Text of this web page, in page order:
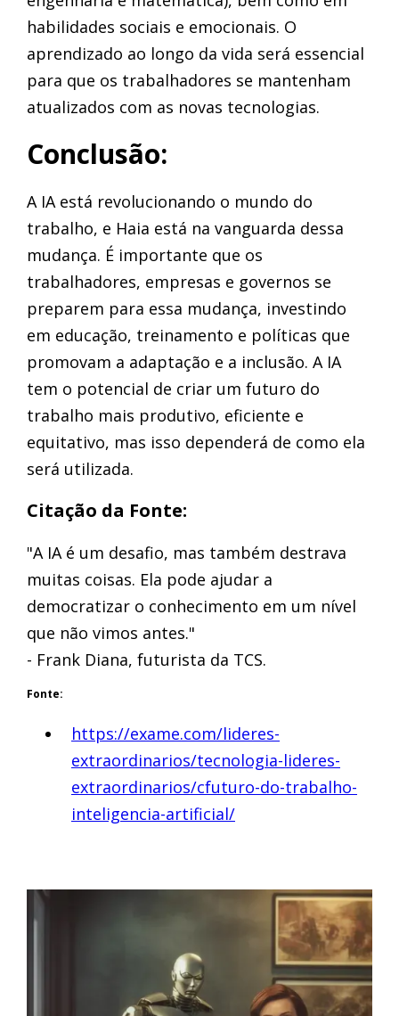
habilidades sociais e emocionais. O
aprendizado ao longo da vida será essencial
para que os trabalhadores se mantenham
atualizados com as novas tecnologias.
Conclusão:
A IA está revolucionando o mundo do
trabalho, e Haia está na vanguarda dessa
mudança. É importante que os
trabalhadores, empresas e governos se
preparem para essa mudança, investindo
em educação, treinamento e políticas que
promovam a adaptação e a inclusão. A IA
tem o potencial de criar um futuro do
trabalho mais produtivo, eficiente e
equitativo, mas isso dependerá de como ela
será utilizada.
Citação da Fonte:
"A IA é um desafio, mas também destrava
muitas coisas. Ela pode ajudar a
democratizar o conhecimento em um nível
que não vimos antes."
- Frank Diana, futurista da TCS.
Fonte:
https://exame.com/lideres-
extraordinarios/tecnologia-lideres-
extraordinarios/cfuturo-do-trabalho-
inteligencia-artificial/